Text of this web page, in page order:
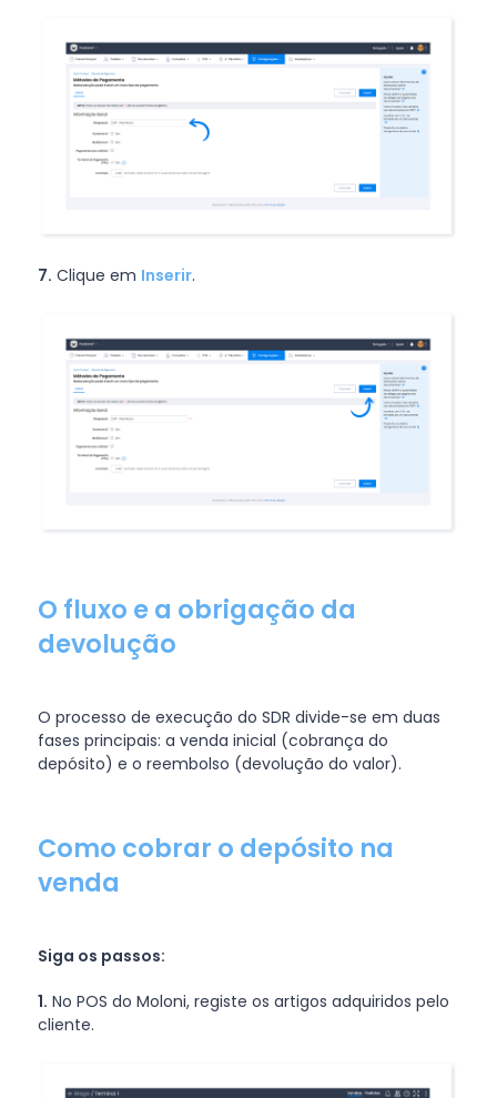
7. Clique em Inserir.
O fluxo e a obrigação da
devolução
O processo de execução do SDR divide-se em duas
fases principais: a venda inicial (cobrança do
depósito) e o reembolso (devolução do valor).
Como cobrar o depósito na
venda
Siga os passos:
1. No POS do Moloni, registe os artigos adquiridos pelo
cliente.